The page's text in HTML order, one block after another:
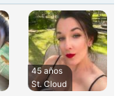
45 años
St. Cloud